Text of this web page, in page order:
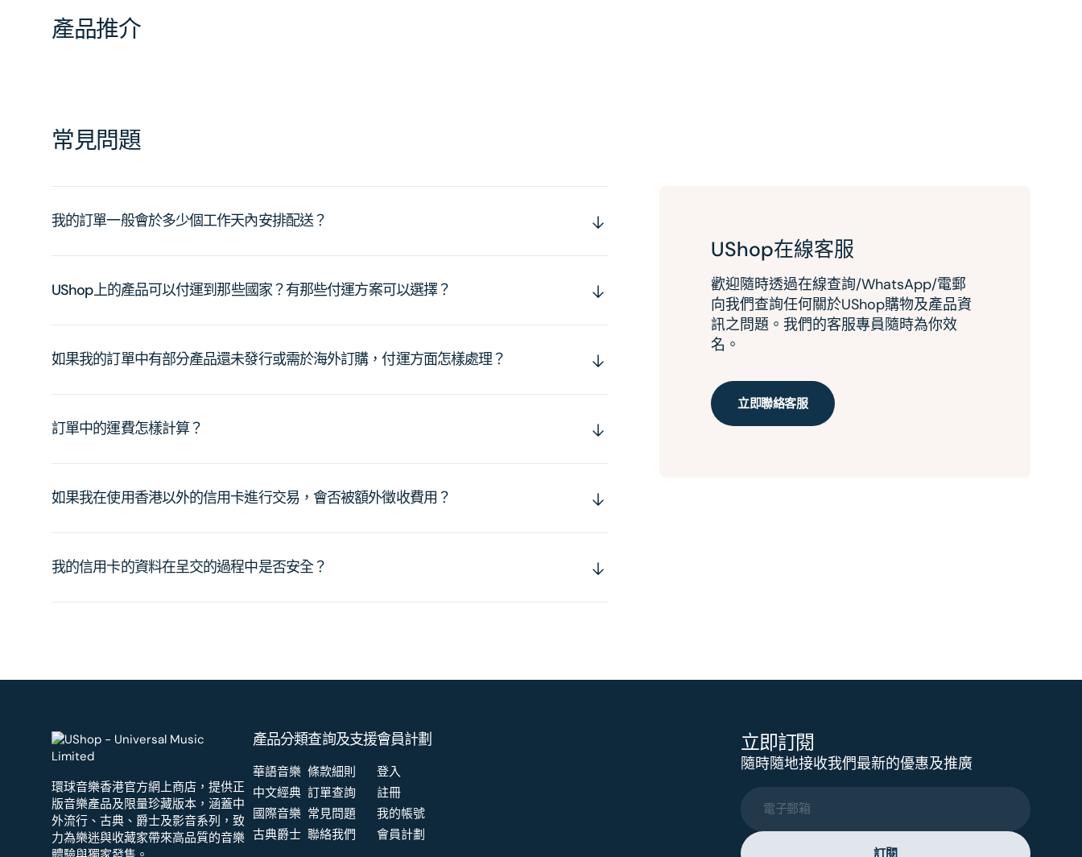
產品推介
常見問題
我的訂單一般會於多少個工作天內安排配送？
UShop上的產品可以付運到那些國家？有那些付運方案可以選擇？
如果我的訂單中有部分產品還未發行或需於海外訂購，付運方面怎樣處理？
訂單中的運費怎樣計算？
如果我在使用香港以外的信用卡進行交易，會否被額外徵收費用？
我的信用卡的資料在呈交的過程中是否安全？
UShop在線客服
歡迎隨時透過在線查詢/WhatsApp/電郵
向我們查詢任何關於UShop購物及產品資
訊之問題。我們的客服專員隨時為你效
名。
立即聯絡客服
環球音樂香港官方網上商店，提供正
版音樂產品及限量珍藏版本，涵蓋中
外流行、古典、爵士及影音系列，致
力為樂迷與收藏家帶來高品質的音樂
產品分類
華語音樂
中文經典
國際音樂
古典爵士
查詢及支援
條款細則
訂單查詢
常見問題
聯絡我們
會員計劃
登入
註冊
我的帳號
會員計劃
立即訂閱
隨時隨地接收我們最新的優惠及推廣
電子郵箱
訂閱